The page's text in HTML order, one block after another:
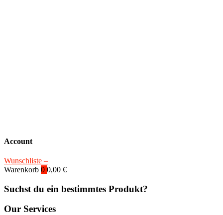
Account
Wunschliste –
Warenkorb 0 0,00 €
Suchst du ein bestimmtes Produkt?
Our Services